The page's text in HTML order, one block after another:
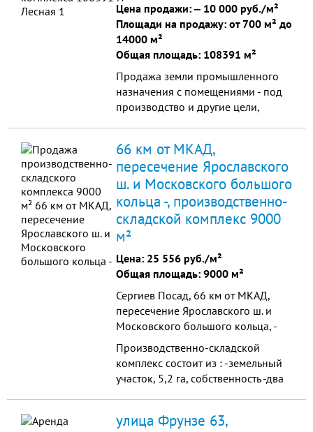
Цена продажи: ‒ 10 000 руб./м²
Площади на продажу: от 700 м² до
14000 м²
Общая площадь: 108391 м²
Продажа земли промышленного
назначения с помещениями - под
производство и другие цели,
Санкт Петербурга. Возможна
аренда земли и помещений
66 км от МКАД,
пересечение Ярославского
ш. и Московского большого
кольца -, производственно-
складской комплекс 9000
м²
Цена: 25 556 руб./м²
Общая площадь: 9000 м²
Сергиев Посад, 66 км от МКАД,
пересечение Ярославского ш. и
Московского большого кольца, -
Производственно-складской
комплекс состоит из : -земельный
участок, 5,2 га, собственность -два
высота 11 м., теплые,
улица Фрунзе 63,